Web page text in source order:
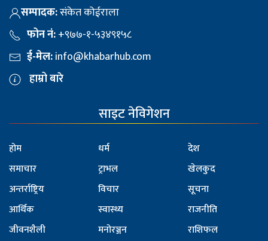
सम्पादक:संकेत कोईराला
फोन नं:+९७७-१-५३४९१५८
ई-मेल:info@khabarhub.com
हाम्रो बारे
साइट नेविगेशन
होम
समाचार
अन्तर्राष्ट्रिय
आर्थिक
जीवनशैली
धर्म
ट्राभल
विचार
स्वास्थ्य
मनोरञ्जन
देश
खेलकुद
सूचना
राजनीति
राशिफल